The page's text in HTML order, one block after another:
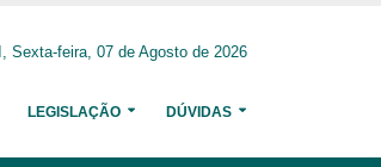
Sexta-feira, 07 de Agosto de 2026
LEGISLAÇÃO DÚVIDAS